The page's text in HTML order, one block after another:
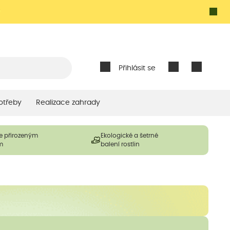
Přihlásit se
Realizace zahrady
přirozeným
Ekologické a šetrné
balení rostlin